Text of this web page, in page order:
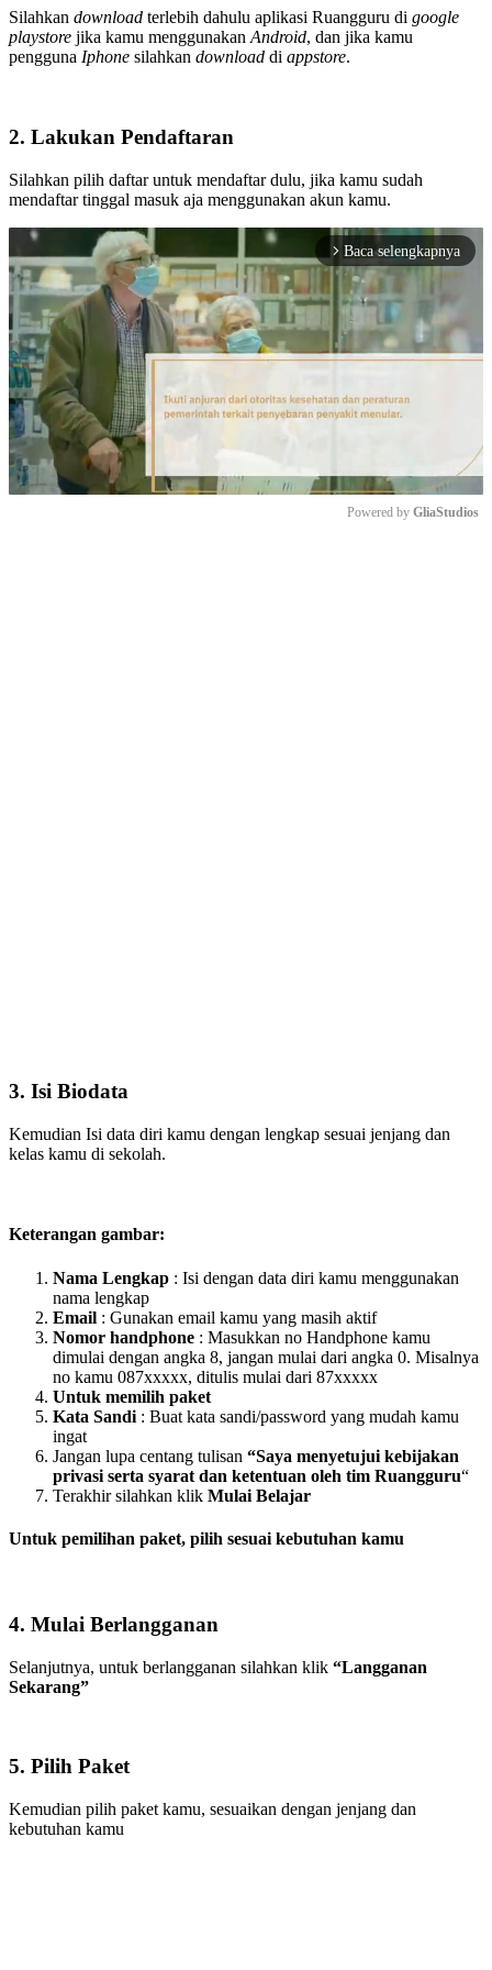
Silahkan download terlebih dahulu aplikasi Ruangguru di google
playstore jika kamu menggunakan Android, dan jika kamu
pengguna Iphone silahkan download di appstore.
2. Lakukan Pendaftaran
Silahkan pilih daftar untuk mendaftar dulu, jika kamu sudah
mendaftar tinggal masuk aja menggunakan akun kamu.
arrow_forward_ios Baca selengkapnya
Powered by GliaStudios
3. Isi Biodata
Kemudian Isi data diri kamu dengan lengkap sesuai jenjang dan
kelas kamu di sekolah.
Keterangan gambar:
Nama Lengkap : Isi dengan data diri kamu menggunakan
nama lengkap
Email : Gunakan email kamu yang masih aktif
Nomor handphone : Masukkan no Handphone kamu
dimulai dengan angka 8, jangan mulai dari angka 0. Misalnya
no kamu 087xxxxx, ditulis mulai dari 87xxxxx
Untuk memilih paket
Kata Sandi : Buat kata sandi/password yang mudah kamu
ingat
Jangan lupa centang tulisan “Saya menyetujui kebijakan
privasi serta syarat dan ketentuan oleh tim Ruangguru“
Terakhir silahkan klik Mulai Belajar
Untuk pemilihan paket, pilih sesuai kebutuhan kamu
4. Mulai Berlangganan
Selanjutnya, untuk berlangganan silahkan klik “Langganan
Sekarang”
5. Pilih Paket
Kemudian pilih paket kamu, sesuaikan dengan jenjang dan
kebutuhan kamu